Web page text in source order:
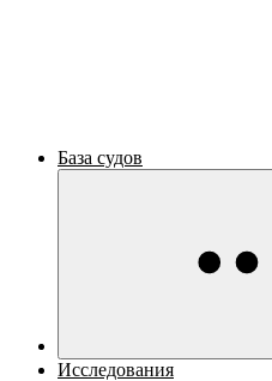
База судов
Исследования